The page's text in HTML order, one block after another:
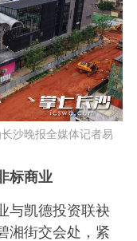
沙晚报全媒体记者易
标商业
与凯德投资联袂
湘街交会处，紧